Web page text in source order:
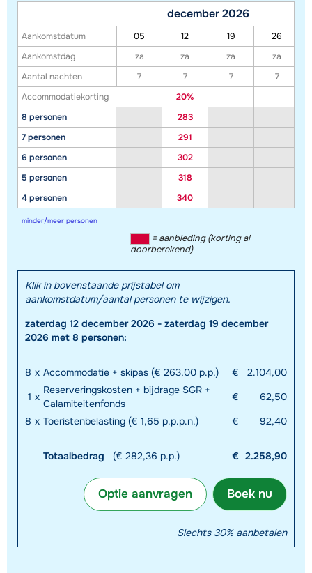
Aankomstdatum
Aankomstdag
Aantal nachten
Accommodatiekorting
8 personen
7 personen
6 personen
5 personen
4 personen
december 2026
05 12 19
26
za
za za
za
7
7 7
7
20%
283
291
302
318
340
minder/meer personen
= aanbieding (korting al
doorberekend)
Klik in bovenstaande prijstabel om
aankomstdatum/aantal personen te wijzigen.
zaterdag 12 december 2026 - zaterdag 19 december
2026 met 8 personen:
8 x Accommodatie + skipas (€ 263,00 p.p.) €
2.104,00
1 x
Reserveringskosten + bijdrage SGR +
Calamiteitenfonds
€
62,50
8 x Toeristenbelasting (€ 1,65 p.p.p.n.) € 92,40
Totaalbedrag (€ 282,36 p.p.) € 2.258,90
Boek nu
Optie aanvragen
Slechts 30% aanbetalen